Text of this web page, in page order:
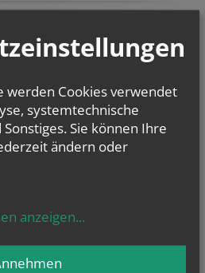
werden Cookies verwendet
systemtechnische
Sie können Ihre
ändern oder
anzeigen...